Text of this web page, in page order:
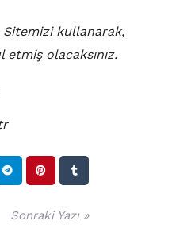
Sitemizi kullanarak,
olacaksınız.
Sonraki Yazı »